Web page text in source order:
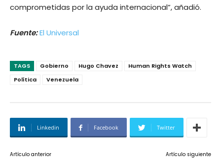
comprometidas por la ayuda internacional”, añadió.
Fuente:El Universal
TAGS Gobierno Hugo Chavez
Human Rights Watch
Política
Venezuela
Linkedin Facebook Twitter
Artículo anterior Artículo siguiente